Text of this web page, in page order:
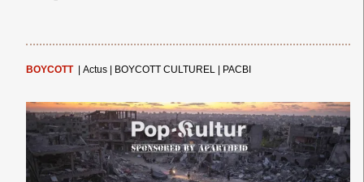
BOYCOTT Actus BOYCOTT CULTUREL PACBI